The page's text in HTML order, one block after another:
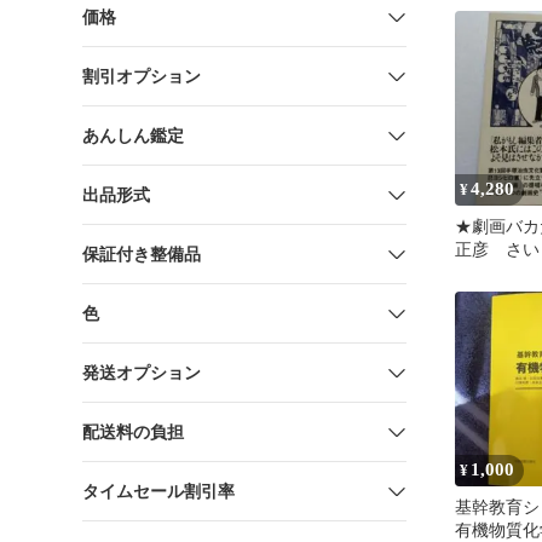
価格
割引オプション
あんしん鑑定
出品形式
保証付き整備品
色
発送オプション
配送料の負担
タイムセール割引率
¥4,280
★劇画バ
正彦 さい
一つの劇
¥ 1,000
基幹教育
有機物質